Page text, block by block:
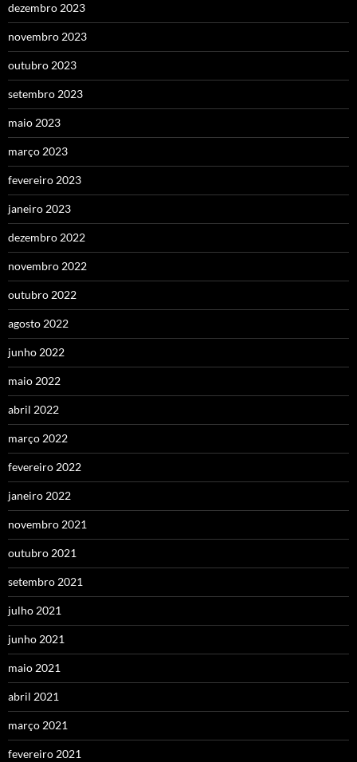
dezembro 2023
novembro 2023
outubro 2023
setembro 2023
maio 2023
março 2023
fevereiro 2023
janeiro 2023
dezembro 2022
novembro 2022
outubro 2022
agosto 2022
junho 2022
maio 2022
abril 2022
março 2022
fevereiro 2022
janeiro 2022
novembro 2021
outubro 2021
setembro 2021
julho 2021
junho 2021
maio 2021
abril 2021
março 2021
fevereiro 2021